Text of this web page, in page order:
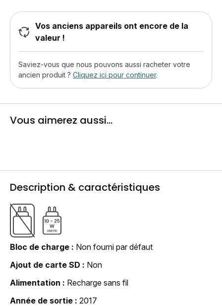
Vos anciens appareils ont encore de la
valeur !
Saviez-vous que nous pouvons aussi racheter votre
ancien produit ? Cliquez ici pour continuer.
Vous aimerez aussi...
Description & caractéristiques
Bloc de charge
Non fourni par défaut
Ajout de carte SD
Non
Alimentation
Recharge sans fil
Année de sortie
2017